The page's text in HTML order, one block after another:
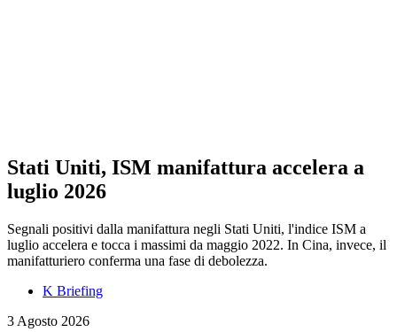
Stati Uniti, ISM manifattura accelera a
luglio 2026
Segnali positivi dalla manifattura negli Stati Uniti, l'indice ISM a
luglio accelera e tocca i massimi da maggio 2022. In Cina, invece, il
manifatturiero conferma una fase di debolezza.
K Briefing
3 Agosto 2026